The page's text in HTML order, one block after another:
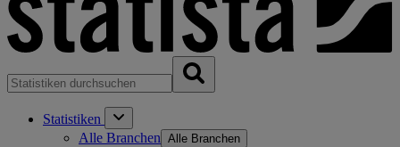
Statistiken
Alle Branchen Alle Branchen